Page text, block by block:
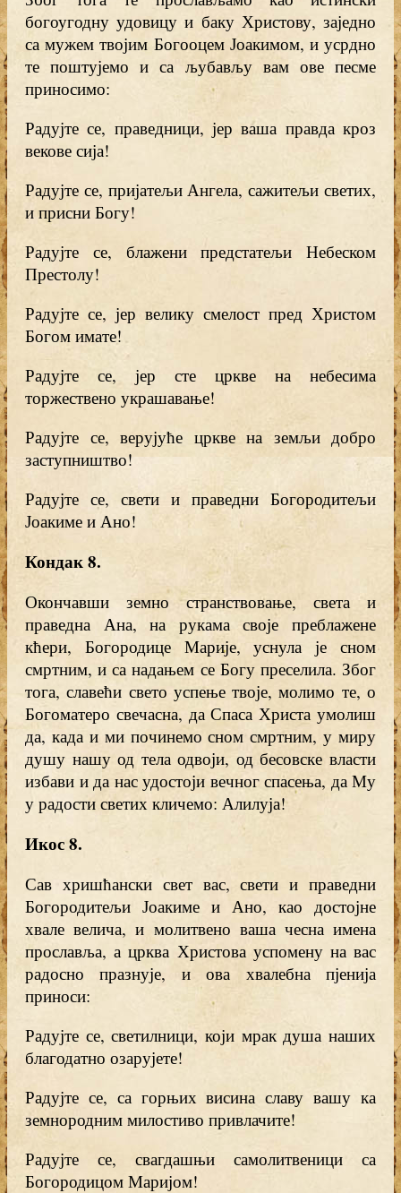
богоугодну удовицу и баку Христову, заједно
са мужем твојим Богооцем Јоакимом, и усрдно
те поштујемо и са љубављу вам ове песме
приносимо:
Радујте се, праведници, јер ваша правда кроз
векове сија!
Радујте се, пријатељи Ангела, сажитељи светих,
и присни Богу!
Радујте се, блажени предстатељи Небеском
Престолу!
Радујте се, јер велику смелост пред Христом
Богом имате!
Радујте се, јер сте цркве на небесима
торжествено украшавање!
Радујте се, верујуће цркве на земљи добро
заступништво!
Радујте се, свети и праведни Богородитељи
Јоакиме и Ано!
Кондак 8.
Окончавши земно странствовање, света и
праведна Ана, на рукама своје преблажене
кћери, Богородице Марије, уснула је сном
смртним, и са надањем се Богу преселила. Због
тога, славећи свето успење твоје, молимо те, о
Богоматеро свечасна, да Спаса Христа умолиш
да, када и ми починемо сном смртним, у миру
душу нашу од тела одвоји, од бесовске власти
избави и да нас удостоји вечног спасења, да Му
у радости светих кличемо: Алилуја!
Икос 8.
Сав хришћански свет вас, свети и праведни
Богородитељи Јоакиме и Ано, као достојне
хвале велича, и молитвено ваша чесна имена
прославља, а црква Христова успомену на вас
радосно празнује, и ова хвалебна пјенија
приноси:
Радујте се, светилници, који мрак душа наших
благодатно озарујете!
Радујте се, са горњих висина славу вашу ка
земнородним милостиво привлачите!
Радујте се, свагдашњи самолитвеници са
Богородицом Маријом!